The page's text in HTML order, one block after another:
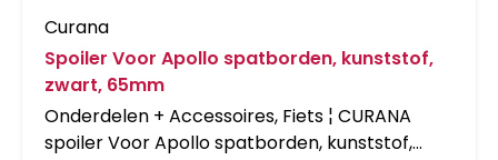
Curana
Spoiler Voor Apollo spatborden, kunststof,
zwart, 65mm
Onderdelen + Accessoires, Fiets ¦ CURANA
spoiler Voor Apollo spatborden, kunststof,